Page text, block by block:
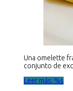
Una omelette
conjunto de
Leer más: %s